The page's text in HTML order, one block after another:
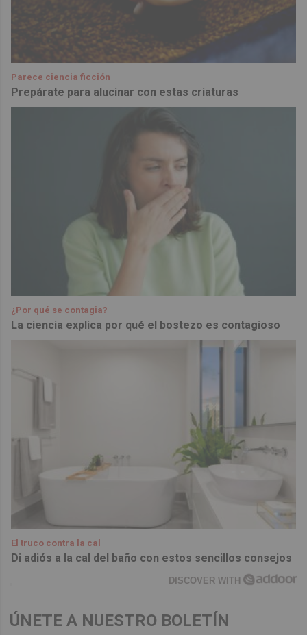
Parece ciencia ficción
Prepárate para alucinar con estas criaturas
¿Por qué se contagia?
La ciencia explica por qué el bostezo es contagioso
El truco contra la cal
Di adiós a la cal del baño con estos sencillos consejos
DISCOVER WITH
ÚNETE A NUESTRO BOLETÍN